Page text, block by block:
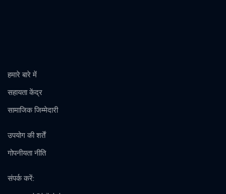
हमारे बारे में
सहायता केंद्र
सामाजिक जिम्मेदारी
उपयोग की शर्तें
गोपनीयता नीति
संपर्क करें: